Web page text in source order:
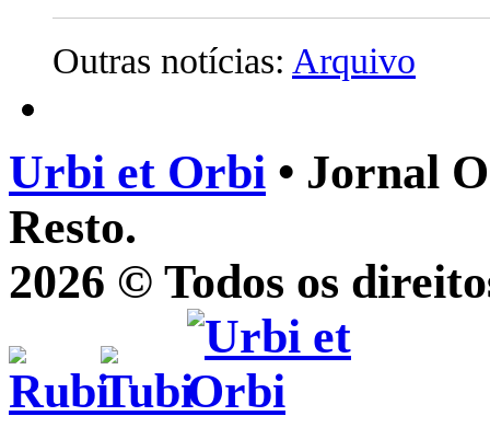
Outras notícias: Arquivo
Urbi et Orbi • Jornal
Resto.
2026 © Todos os